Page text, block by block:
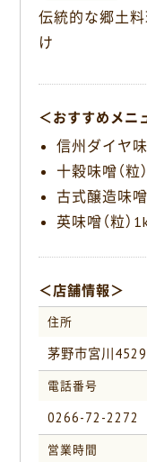
伝統的な郷土
け
＜おすすめメニ
信州ダイヤ味
十穀味噌（粒
古式醸造味噌
英味噌（粒）
＜店舗情報＞
住所
茅野市宮川4529
電話番号
0266-72-2272
営業時間